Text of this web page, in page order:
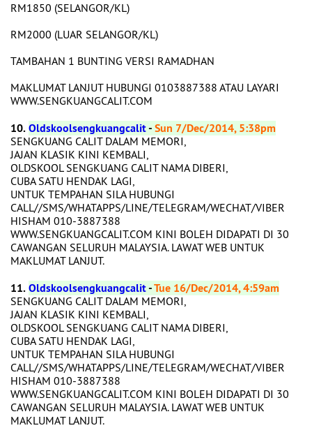
RM1850 (SELANGOR/KL)
RM2000 (LUAR SELANGOR/KL)
TAMBAHAN 1 BUNTING VERSI RAMADHAN
MAKLUMAT LANJUT HUBUNGI 0103887388 ATAU LAYARI
WWW.SENGKUANGCALIT.COM
10.Oldskoolsengkuangcalit-Sun 7/Dec/2014, 5:38pm
SENGKUANG CALIT DALAM MEMORI,
JAJAN KLASIK KINI KEMBALI,
OLDSKOOL SENGKUANG CALIT NAMA DIBERI,
CUBA SATU HENDAK LAGI,
UNTUK TEMPAHAN SILA HUBUNGI
CALL//SMS/WHATAPPS/LINE/TELEGRAM/WECHAT/VIBER
HISHAM 010-3887388
WWW.SENGKUANGCALIT.COM KINI BOLEH DIDAPATI DI 30
CAWANGAN SELURUH MALAYSIA. LAWAT WEB UNTUK
MAKLUMAT LANJUT.
11.Oldskoolsengkuangcalit-Tue 16/Dec/2014, 4:59am
SENGKUANG CALIT DALAM MEMORI,
JAJAN KLASIK KINI KEMBALI,
OLDSKOOL SENGKUANG CALIT NAMA DIBERI,
CUBA SATU HENDAK LAGI,
UNTUK TEMPAHAN SILA HUBUNGI
CALL//SMS/WHATAPPS/LINE/TELEGRAM/WECHAT/VIBER
HISHAM 010-3887388
WWW.SENGKUANGCALIT.COM KINI BOLEH DIDAPATI DI 30
CAWANGAN SELURUH MALAYSIA. LAWAT WEB UNTUK
MAKLUMAT LANJUT.